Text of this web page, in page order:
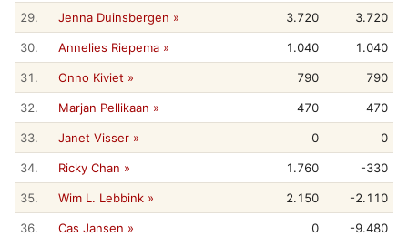
29. Jenna Duinsbergen » 3.720 3.720
30. Annelies Riepema » 1.040 1.040
31. Onno Kiviet » 790 790
32. Marjan Pellikaan » 470 470
33. Janet Visser » 0 0
34. Ricky Chan » 1.760 -330
35. Wim L. Lebbink » 2.150 -2.110
36. Cas Jansen » 0 -9.480